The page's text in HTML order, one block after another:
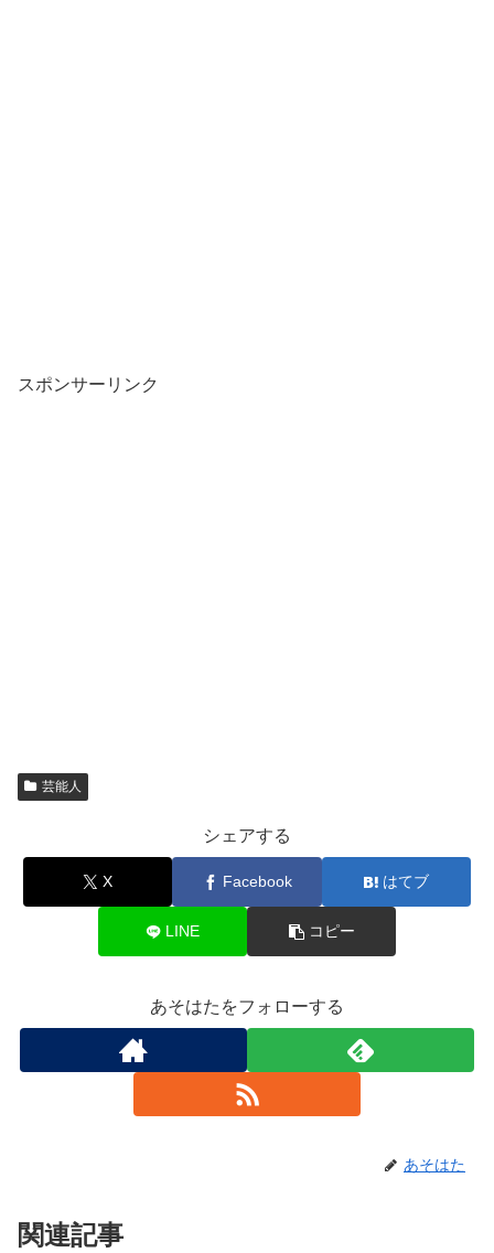
スポンサーリンク
芸能人
シェアする
X Facebook はてブ
LINE コピー
あそはたをフォローする
あそはた
関連記事